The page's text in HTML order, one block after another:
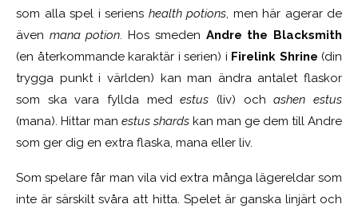
som alla spel i seriens health potions, men här agerar de
även mana potion. Hos smeden Andre the Blacksmith
(en återkommande karaktär i serien) i Firelink Shrine (din
trygga punkt i världen) kan man ändra antalet flaskor
som ska vara fyllda medestus (liv) ochashen estus
(mana). Hittar man estus shards kan man ge dem till Andre
som ger dig en extra flaska, mana eller liv.
Som spelare får man vila vid extra många lägereldar som
inte är särskilt svåra att hitta. Spelet är ganska linjärt och